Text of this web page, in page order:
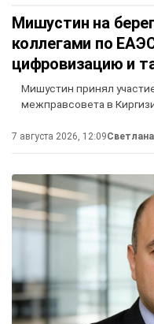
Мишустин на
коллегами по
цифровизацию и
Мишустин принял
межправсовета в
7 августа 2026, 12:09